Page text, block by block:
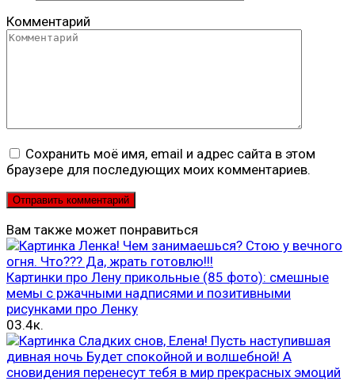
Комментарий
Сохранить моё имя, email и адрес сайта в этом
браузере для последующих моих комментариев.
Вам также может понравиться
Картинки про Лену прикольные (85 фото): смешные
мемы с ржачными надписями и позитивными
рисунками про Ленку
03.4к.